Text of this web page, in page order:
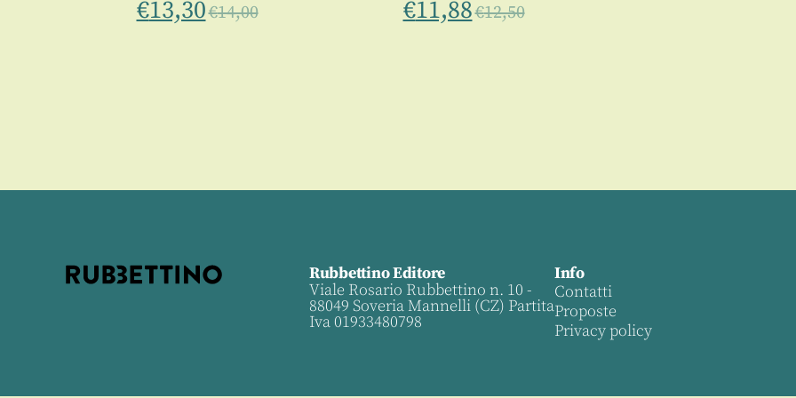
€13,30€14,00 €11,88€12,50
Rubbettino Editore
Viale Rosario Rubbettino n. 10 -
88049 Soveria Mannelli (CZ) Partita
Iva 01933480798
Info
Contatti
Proposte
Privacy policy